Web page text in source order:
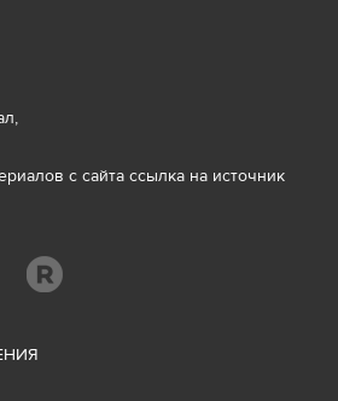
с сайта ссылка на источник